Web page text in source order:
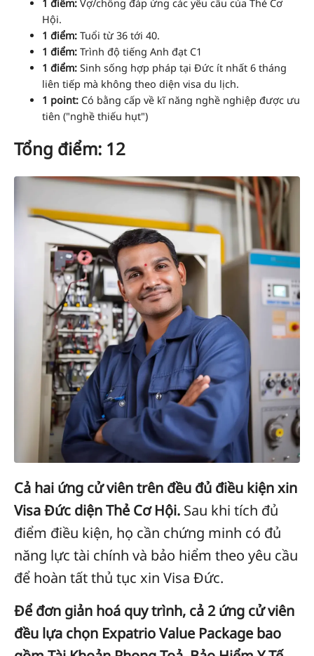
1 điểm: Vợ/chồng đáp ứng các yêu cầu của Thẻ Cơ
Hội.
1 điểm: Tuổi từ 36 tới 40.
1 điểm: Trình độ tiếng Anh đạt C1
1 điểm: Sinh sống hợp pháp tại Đức ít nhất 6 tháng
liên tiếp mà không theo diện visa du lịch.
1 point: Có bằng cấp về kĩ năng nghề nghiệp được ưu
tiên ("nghề thiếu hụt")
Tổng điểm: 12
Cả hai ứng cử viên trên đều đủ điều kiện xin
Visa Đức diện Thẻ Cơ Hội. Sau khi tích đủ
điểm điều kiện, họ cần chứng minh có đủ
năng lực tài chính và bảo hiểm theo yêu cầu
để hoàn tất thủ tục xin Visa Đức.
Để đơn giản hoá quy trình, cả 2 ứng cử viên
đều lựa chọn Expatrio Value Package bao